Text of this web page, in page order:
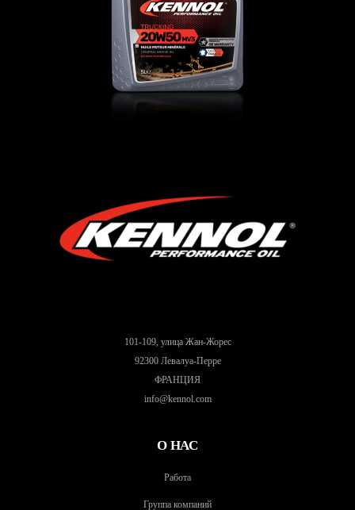
ГРУЗОВЫЕ,Моторное-масло
101-109, улица Жан-Жорес
92300 Левалуа-Перре
ФРАНЦИЯ
info@kennol.com
О НАС
Работа
Группа компаний